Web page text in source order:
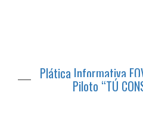
Plática Informativa
Piloto “TÚ